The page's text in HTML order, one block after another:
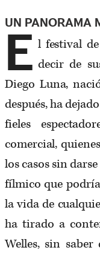
UN PANORAMA
E l festival
decir de
Diego Luna,
después, ha
fieles
comercial,
los casos sin
fílmico que
la vida de
ha tirado a
Welles, sin